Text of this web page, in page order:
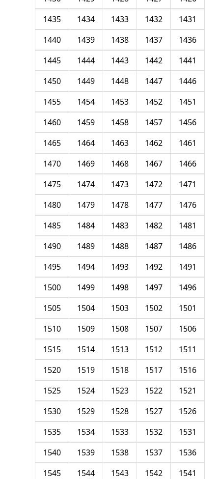
1431
1432
1433
1434
1435
1436
1437
1438
1439
1440
1441
1442
1443
1444
1445
1446
1447
1448
1449
1450
1451
1452
1453
1454
1455
1456
1457
1458
1459
1460
1461
1462
1463
1464
1465
1466
1467
1468
1469
1470
1471
1472
1473
1474
1475
1476
1477
1478
1479
1480
1481
1482
1483
1484
1485
1486
1487
1488
1489
1490
1491
1492
1493
1494
1495
1496
1497
1498
1499
1500
1501
1502
1503
1504
1505
1506
1507
1508
1509
1510
1511
1512
1513
1514
1515
1516
1517
1518
1519
1520
1521
1522
1523
1524
1525
1526
1527
1528
1529
1530
1531
1532
1533
1534
1535
1536
1537
1538
1539
1540
1541
1542
1543
1544
1545